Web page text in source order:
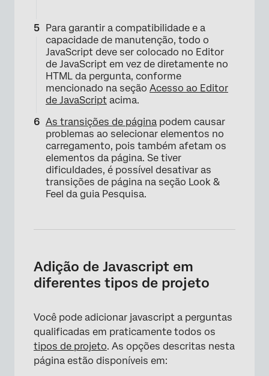
Para garantir a compatibilidade e a
capacidade de manutenção, todo o
JavaScript deve ser colocado no Editor
de JavaScript em vez de diretamente no
HTML da pergunta, conforme
mencionado na seção Acesso ao Editor
de JavaScript acima.
As transições de página podem causar
problemas ao selecionar elementos no
carregamento, pois também afetam os
elementos da página. Se tiver
dificuldades, é possível desativar as
transições de página na seção Look &
Feel da guia Pesquisa.
Adição de Javascript em
diferentes tipos de projeto
Você pode adicionar javascript a perguntas
qualificadas em praticamente todos os
tipos de projeto. As opções descritas nesta
página estão disponíveis em: